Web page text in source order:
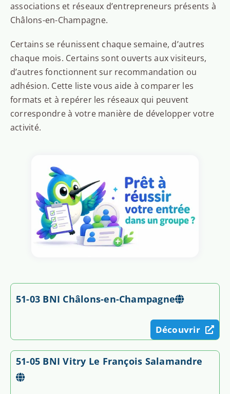
associations et réseaux d’entrepreneurs présents à
Châlons-en-Champagne.
Certains se réunissent chaque semaine, d’autres
chaque mois. Certains sont ouverts aux visiteurs,
d’autres fonctionnent sur recommandation ou
adhésion. Cette liste vous aide à comparer les
formats et à repérer les réseaux qui peuvent
correspondre à votre manière de développer votre
activité.
51-03 BNI Châlons-en-Champagne
Découvrir
51-05 BNI Vitry Le François Salamandre